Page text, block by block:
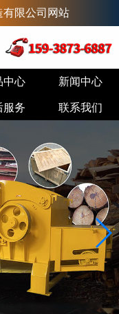
有限公司网站
中心 新闻中心
服务 联系我们